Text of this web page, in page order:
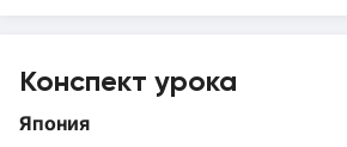
Конспект урока
Япония